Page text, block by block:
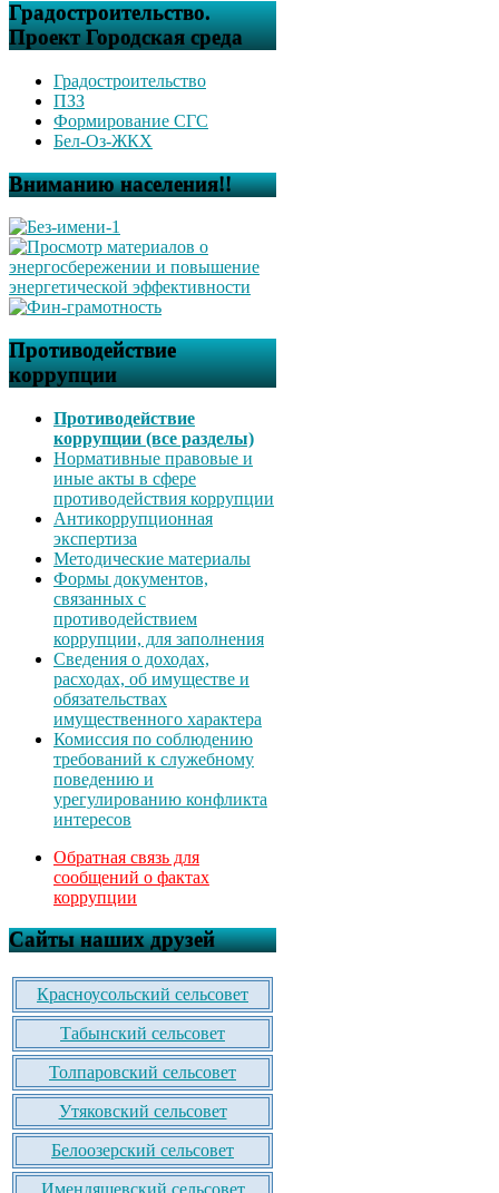
Градостроительство.
Проект Городская среда
Градостроительство
ПЗЗ
Формирование СГС
Бел-Оз-ЖКХ
Вниманию населения!!
Противодействие
коррупции
Противодействие
коррупции (все разделы)
Нормативные правовые и
иные акты в сфере
противодействия коррупции
Антикоррупционная
экспертиза
Методические материалы
Формы документов,
связанных с
противодействием
коррупции, для заполнения
Сведения о доходах,
расходах, об имуществе и
обязательствах
имущественного характера
Комиссия по соблюдению
требований к служебному
поведению и
урегулированию конфликта
интересов
Обратная связь для
сообщений о фактах
коррупции
Сайты наших друзей
Красноусольский сельсовет
Табынский сельсовет
Толпаровский сельсовет
Утяковский сельсовет
Белоозерский сельсовет